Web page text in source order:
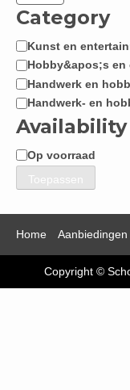
Category
Categorie
Kunst en
Hobby&apos;s en
Handwerk en
Handwerk- en
Availability
Op voorraad
Toepassen
Home Aanbiedingen
Copyright ©